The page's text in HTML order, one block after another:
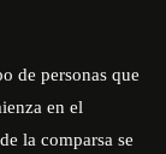
de personas que
en el
la comparsa se